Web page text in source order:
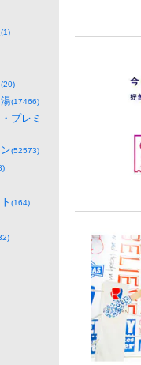
(1)
(20)
(17466)
プレミ
(52573)
(164)